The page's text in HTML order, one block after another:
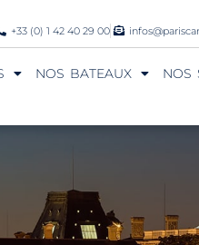
+33 (0) 1 42 40 29 00
NOS BATEAUX NOS